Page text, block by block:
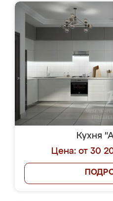
Кухня
Цена: от 30